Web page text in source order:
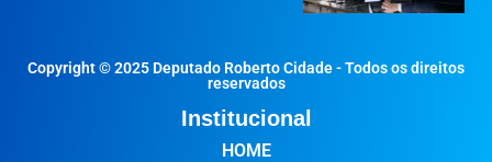
Copyright © 2025 Deputado Roberto Cidade - Todos os direitos
reservados
Institucional
HOME